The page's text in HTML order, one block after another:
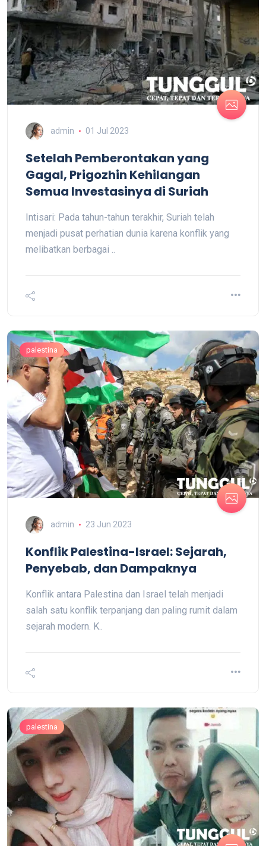
admin 01 Jul 2023
Setelah Pemberontakan yang
Gagal, Prigozhin Kehilangan
Semua Investasinya di Suriah
Intisari: Pada tahun-tahun terakhir, Suriah telah
menjadi pusat perhatian dunia karena konflik yang
melibatkan berbagai ..
palestina
admin 23 Jun 2023
Konflik Palestina-Israel: Sejarah,
Penyebab, dan Dampaknya
Konflik antara Palestina dan Israel telah menjadi
salah satu konflik terpanjang dan paling rumit dalam
sejarah modern. K..
palestina